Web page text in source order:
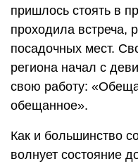
пришлось стоять в
проходила встреча,
посадочных мест.
региона начал с
свою работу:
обещанное».
Как и большинство
волнует состояние